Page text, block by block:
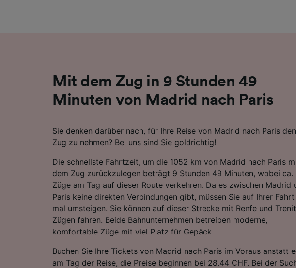
Mit dem Zug in 9 Stunden 49
Minuten von Madrid nach Paris
Sie denken darüber nach, für Ihre Reise von Madrid nach Paris den
Zug zu nehmen? Bei uns sind Sie goldrichtig!
Die schnellste Fahrtzeit, um die 1052 km von Madrid nach Paris
dem Zug zurückzulegen beträgt 9 Stunden 49 Minuten, wobei ca.
Züge am Tag auf dieser Route verkehren. Da es zwischen Madrid
Paris keine direkten Verbindungen gibt, müssen Sie auf Ihrer Fahrt
mal umsteigen. Sie können auf dieser Strecke mit Renfe und
Zügen fahren. Beide Bahnunternehmen betreiben moderne,
komfortable Züge mit viel Platz für Gepäck.
Buchen Sie Ihre Tickets von Madrid nach Paris im Voraus anstatt
am Tag der Reise, die Preise beginnen bei 28.44 CHF. Bei der